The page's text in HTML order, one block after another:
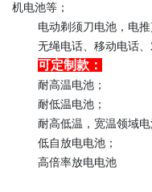
机电池等；
电动剃须刀电池，电
无绳电话、移动电话
可定制款：
耐高温电池；
耐低温电池；
耐高低温，宽温领域电
低自放电电池；
高倍率放电电池